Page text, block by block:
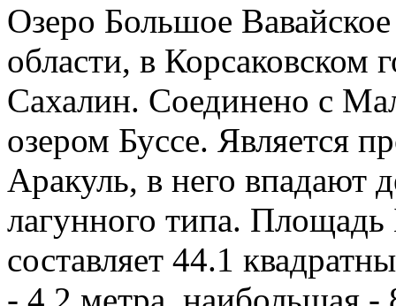
Озеро Большое
области, в Корсаковском
Сахалин. Соединено с
озером Буссе. Является
Аракуль, в него впадают
лагунного типа. Площадь
составляет 44.1